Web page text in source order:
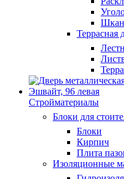
Террасная
Стройматериалы
Блоки для
Блоки
Кирпич
Плита
Изоляционные